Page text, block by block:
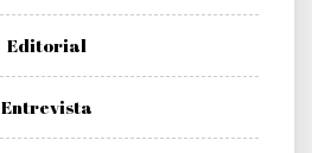
Editorial
Entrevista